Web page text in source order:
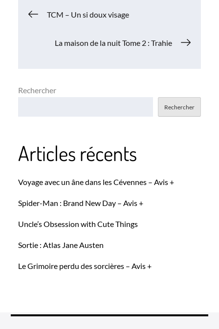
Navigation
TCM – Un si doux visage
La maison de la nuit Tome 2 : Trahie
Rechercher
Rechercher
Articles récents
Voyage avec un âne dans les Cévennes – Avis +
Spider-Man : Brand New Day – Avis +
Uncle’s Obsession with Cute Things
Sortie : Atlas Jane Austen
Le Grimoire perdu des sorcières – Avis +